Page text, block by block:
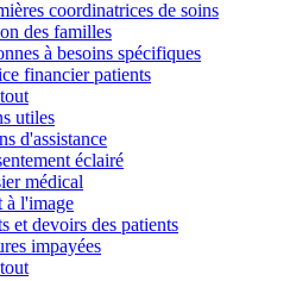
coordinatrices de soins
des familles
à besoins spécifiques
financier patients
utiles
d'assistance
éclairé
médical
à l'image
et devoirs des patients
impayées